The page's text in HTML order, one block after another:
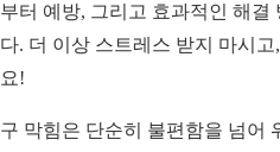
터 예방, 그리고 효과적인 해
. 더 이상 스트레스 받지 마시
!
막힘은 단순히 불편함을 넘어